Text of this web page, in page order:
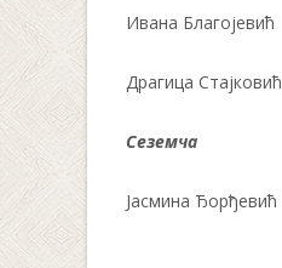
Ивана Благојевић
Драгица Стајковић
Сеземча
Јасмина Ђорђевић